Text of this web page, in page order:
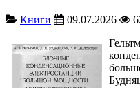
Книги 09.07.2026